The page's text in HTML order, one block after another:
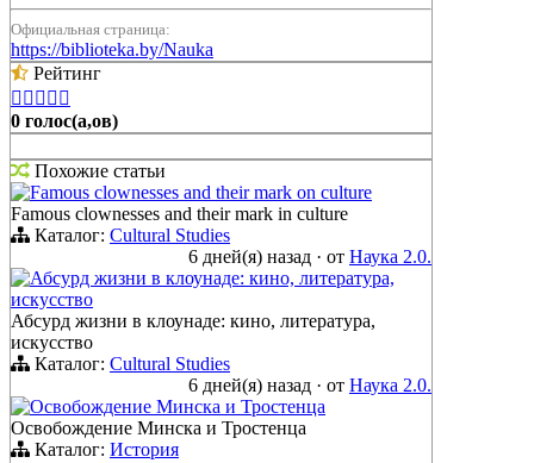
Официальная страница:
https://biblioteka.by/Nauka
Рейтинг
    
0 голос(а,ов)
Похожие статьи
Famous clownesses and their mark on culture
Famous clownesses and their mark in culture
Каталог: Cultural Studies
6 дней(я) назад · от Наука 2.0.
Абсурд жизни в клоунаде: кино, литература,
искусство
Абсурд жизни в клоунаде: кино, литература,
искусство
Каталог: Cultural Studies
6 дней(я) назад · от Наука 2.0.
Освобождение Минска и Тростенца
Освобождение Минска и Тростенца
Каталог: История